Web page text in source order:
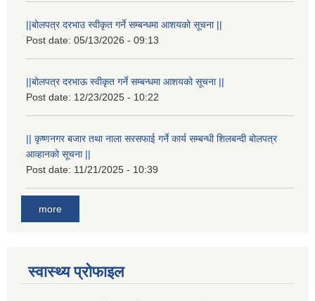
||बोलपत्र दरभाउ स्वीकृत गर्ने सम्बन्धमा आशयको सूचना ||
Post date: 05/13/2026 - 09:13
||बोलपत्र दरभाऊ स्वीकृत गर्ने सम्बन्धमा आशयको सूचना ||
Post date: 12/23/2025 - 10:22
|| कृष्णनगर बजार तथा नाला सरसफाई गर्ने कार्य सम्बन्धी शिलबन्दी बोलपत्र
आव्हानको सूचना ||
Post date: 11/21/2025 - 10:39
more
स्वास्थ्य प्रोफाइल